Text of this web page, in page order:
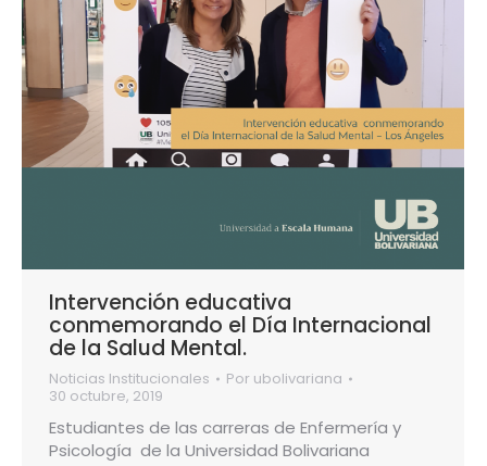
Intervención educativa
conmemorando el Día Internacional
de la Salud Mental.
Noticias Institucionales Por ubolivariana
30 octubre, 2019
Estudiantes de las carreras de Enfermería y
Psicología de la Universidad Bolivariana